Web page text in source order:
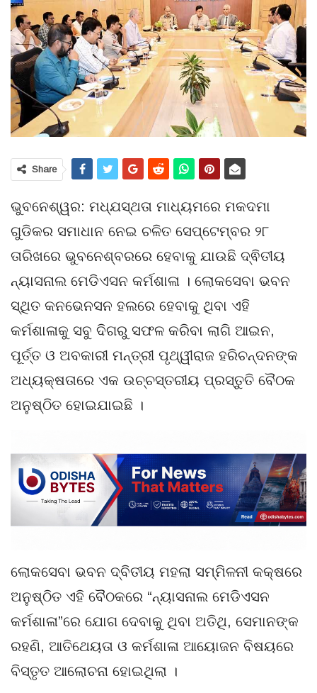
Share
ଭୁବନେଶ୍ୱର: ମଧ୍ଯସ୍ଥତା ମାଧ୍ୟମରେ ମକଦମା
ଗୁଡିକର ସମାଧାନ ନେଇ ଚଳିତ ସେପ୍ଟେମ୍ବର ୨୮
ତାରିଖରେ ଭୁବନେଶ୍ବରରେ ହେବାକୁ ଯାଉଛି ଦ୍ଵିତୀୟ
ନ୍ୟାସନାଲ ମେଡିଏସନ କର୍ମଶାଳା । ଲୋକସେବା ଭବନ
ସ୍ଥିତ କନଭେନସନ ହଲରେ ହେବାକୁ ଥିବା ଏହି
କର୍ମଶାଳାକୁ ସବୁ ଦିଗରୁ ସଫଳ କରିବା ଲାଗି ଆଇନ,
ପୂର୍ତ୍ତ ଓ ଅବକାରୀ ମନ୍ତ୍ରୀ ପୃଥ୍ୱୀରାଜ ହରିଚନ୍ଦନଙ୍କ
ଅଧ୍ୟକ୍ଷତାରେ ଏକ ଉଚ୍ଚସ୍ତରୀୟ ପ୍ରସ୍ତୁତି ବୈଠକ
ଅନୁଷ୍ଠିତ ହୋଇଯାଇଛି ।
ଲୋକସେବା ଭବନ ଦ୍ବିତୀୟ ମହଲା ସମ୍ମିଳନୀ କକ୍ଷରେ
ଅନୁଷ୍ଠିତ ଏହି ବୈଠକରେ “ନ୍ୟାସନାଲ ମେଡିଏସନ
କର୍ମଶାଳା”ରେ ଯୋଗ ଦେବାକୁ ଥିବା ଅତିଥି, ସେମାନଙ୍କ
ରହଣି, ଆତିଥେୟତା ଓ କର୍ମଶାଳା ଆୟୋଜନ ବିଷୟରେ
ବିସ୍ତୃତ ଆଲୋଚନା ହୋଇଥିଲା ।